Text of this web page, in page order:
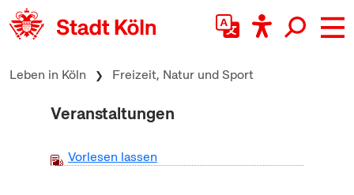
zum Inhalt springen
Leben in Köln Freizeit, Natur und Sport
Veranstaltungen
Vorlesen lassen